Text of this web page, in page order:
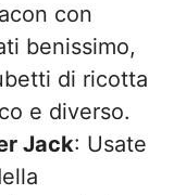
con
benissimo,
di ricotta
e diverso.
Jack: Usate